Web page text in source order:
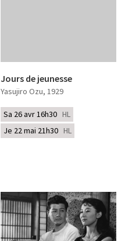
Jours de jeunesse
Yasujiro Ozu, 1929
Sa 26 avr 16h30 HL
Je 22 mai 21h30 HL